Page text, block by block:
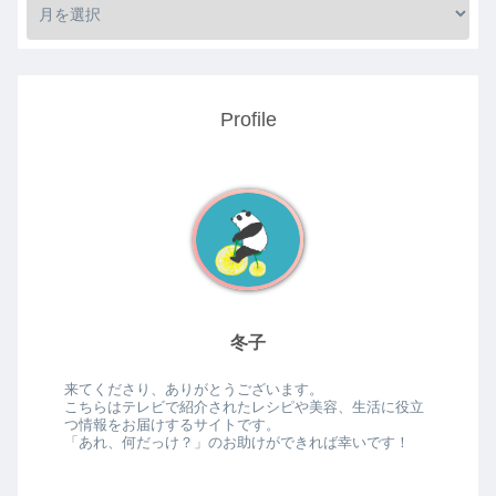
Profile
冬子
来てくださり、ありがとうございます。
こちらはテレビで紹介されたレシピや美容、生活に役立
つ情報をお届けするサイトです。
「あれ、何だっけ？」のお助けができれば幸いです！